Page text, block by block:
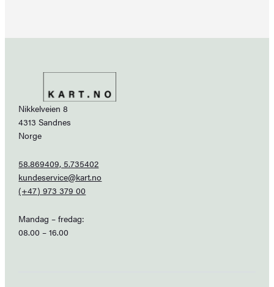
Nikkelveien 8
4313 Sandnes
Norge
58.869409, 5.735402
kundeservice@kart.no
(+47) 973 379 00
Mandag – fredag:
08.00 – 16.00